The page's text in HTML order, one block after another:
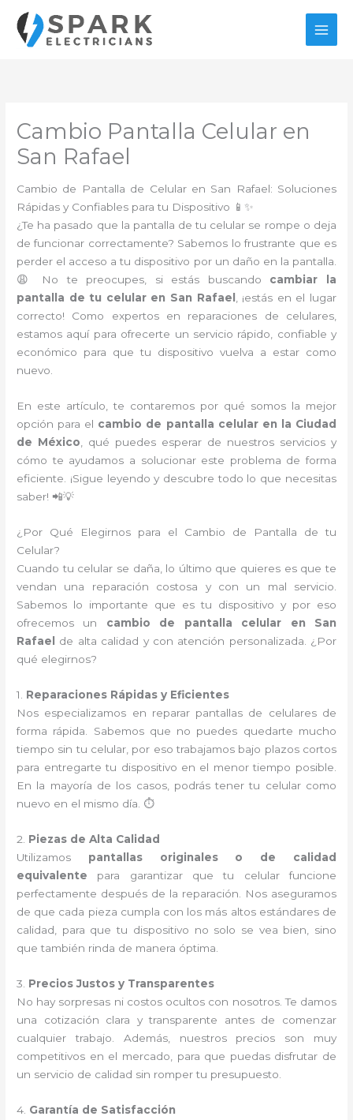
contenido
Cambio Pantalla Celular en
San Rafael
Cambio de Pantalla de Celular en San Rafael: Soluciones
Rápidas y Confiables para tu Dispositivo 📱✨
¿Te ha pasado que la pantalla de tu celular se rompe o deja
de funcionar correctamente? Sabemos lo frustrante que es
perder el acceso a tu dispositivo por un daño en la pantalla.
😩 No te preocupes, si estás buscando cambiar la
pantalla de tu celular en San Rafael , ¡estás en el lugar
correcto! Como expertos en reparaciones de celulares,
estamos aquí para ofrecerte un servicio rápido, confiable y
económico para que tu dispositivo vuelva a estar como
nuevo.
En este artículo, te contaremos por qué somos la mejor
opción para el cambio de pantalla celular en la Ciudad
de México , qué puedes esperar de nuestros servicios y
cómo te ayudamos a solucionar este problema de forma
eficiente. ¡Sigue leyendo y descubre todo lo que necesitas
saber! 📲💡
¿Por Qué Elegirnos para el Cambio de Pantalla de tu
Celular?
Cuando tu celular se daña, lo último que quieres es que te
vendan una reparación costosa y con un mal servicio.
Sabemos lo importante que es tu dispositivo y por eso
ofrecemos un cambio de pantalla celular en San
Rafael
de alta calidad y con atención personalizada. ¿Por
qué elegirnos?
1. Reparaciones Rápidas y Eficientes
Nos especializamos en reparar pantallas de celulares de
forma rápida. Sabemos que no puedes quedarte mucho
tiempo sin tu celular, por eso trabajamos bajo plazos cortos
para entregarte tu dispositivo en el menor tiempo posible.
En la mayoría de los casos, podrás tener tu celular como
nuevo en el mismo día. ⏱️
2. Piezas de Alta Calidad
Utilizamos pantallas originales o de calidad
equivalente para garantizar que tu celular funcione
perfectamente después de la reparación. Nos aseguramos
de que cada pieza cumpla con los más altos estándares de
calidad, para que tu dispositivo no solo se vea bien, sino
que también rinda de manera óptima.
3. Precios Justos y Transparentes
No hay sorpresas ni costos ocultos con nosotros. Te damos
una cotización clara y transparente antes de comenzar
cualquier trabajo. Además, nuestros precios son muy
competitivos en el mercado, para que puedas disfrutar de
un servicio de calidad sin romper tu presupuesto.
4. Garantía de Satisfacción